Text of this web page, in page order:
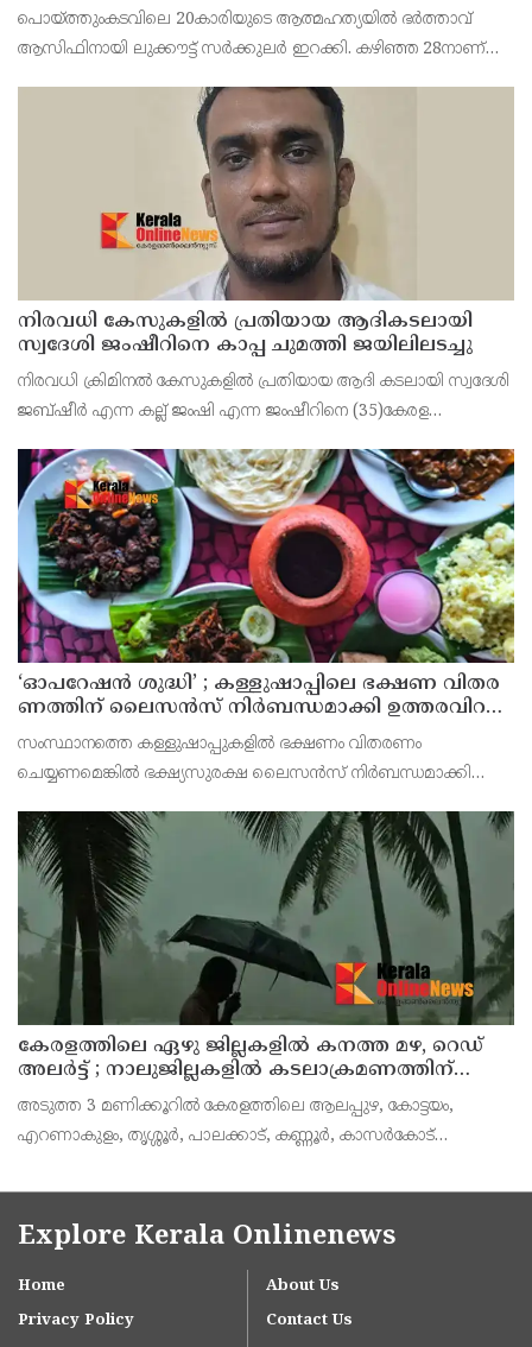
പൊയ്ത്തുംകടവിലെ 20കാരിയുടെ ആത്മഹത്യയിൽ ഭർത്താവ്
ആസിഫിനായി ലുക്കൗട്ട് സർക്കുലർ ഇറക്കി. കഴിഞ്ഞ 28നാണ്
കടന്നതായാണ് സംശയം.
നിരവധി കേസുകളിൽ പ്രതിയായ ആദികടലായി
സ്വദേശി ജംഷീറിനെ കാപ്പ ചുമത്തി ജയിലിലടച്ചു
നിരവധി ക്രിമിനൽ കേസുകളിൽ പ്രതിയായ ആദി കടലായി സ്വദേശി
ജബ്ഷീർ എന്ന കല്ല് ജംഷി എന്ന ജംഷീറിനെ (35)കേരള
കണ്ണൂർ സെൻട്രൽ ജയിലിലടച്ചു.
‘ഓ​പ​റേ​ഷ​ൻ ശു​ദ്ധി’ ; ക​ള്ളു​ഷാ​പ്പി​ലെ ഭ​ക്ഷ​ണ വി​ത​ര​
ണ​ത്തി​ന് ലൈ​സ​ൻ​സ് നി​ർ​ബ​ന്ധ​മാ​ക്കി ഉ​ത്ത​ര​വി​റ​
സംസ്ഥാനത്തെ കള്ളുഷാപ്പുകളിൽ ഭക്ഷണം വിതരണം
ചെയ്യണമെങ്കിൽ ഭക്ഷ്യസുരക്ഷ ലൈസൻസ് നിർബന്ധമാക്കി
പരിശോധന നടത്താനും ലൈസൻസില്ലാതെ ഭക്ഷണം വിതരണം
ചെയ്യുന്ന സ്ഥാപനങ്
കേരളത്തിലെ ഏഴു ജില്ലകളിൽ കനത്ത മഴ, റെഡ്
അലർട്ട് ; നാലുജില്ലകളിൽ കടലാക്രമണത്തിന്
സാധ്യത
അടുത്ത 3 മണിക്കൂറിൽ കേരളത്തിലെ ആലപ്പുഴ, കോട്ടയം,
എറണാകുളം, തൃശ്ശൂർ, പാലക്കാട്, കണ്ണൂർ, കാസർകോട്
ശക്തമായ മഴയ്ക്കും മണിക്കൂറിൽ 50 കി.മീ വ
Explore Kerala Onlinenews
Home
About Us
Privacy Policy
Contact Us